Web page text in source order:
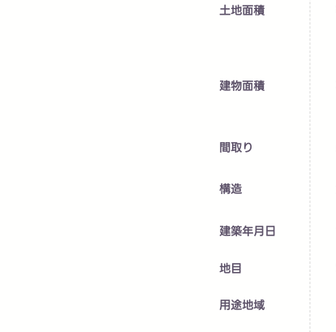
土地面積
建物面積
​間取り
​構造
建築年月日
地目
用途地域